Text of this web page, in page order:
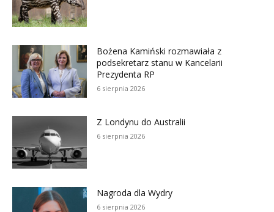
Bożena Kamiński rozmawiała z
podsekretarz stanu w Kancelarii
Prezydenta RP
6 sierpnia 2026
Z Londynu do Australii
6 sierpnia 2026
Nagroda dla Wydry
6 sierpnia 2026